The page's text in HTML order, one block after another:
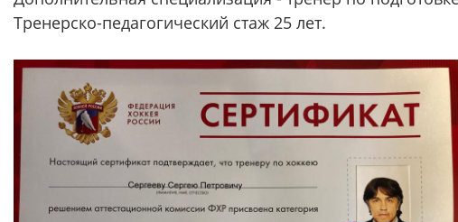
Тренерско-педагогический стаж 25 лет.